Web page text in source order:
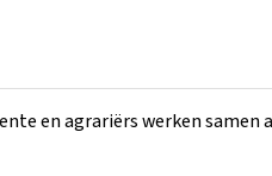
en agrariërs werken